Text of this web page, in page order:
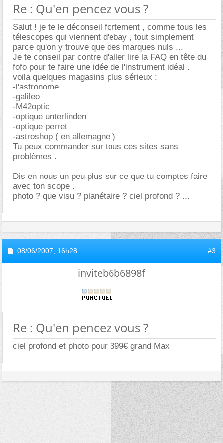
Re : Qu'en pencez vous ?
Salut ! je te le déconseil fortement , comme tous les
télescopes qui viennent d'ebay , tout simplement
parce qu'on y trouve que des marques nuls ...
Je te conseil par contre d'aller lire la FAQ en tête du
fofo pour te faire une idée de l'instrument idéal .
voila quelques magasins plus sérieux :
-l'astronome
-galileo
-M42optic
-optique unterlinden
-optique perret
-astroshop ( en allemagne )
Tu peux commander sur tous ces sites sans
problèmes .
Dis en nous un peu plus sur ce que tu comptes faire
avec ton scope .
photo ? que visu ? planétaire ? ciel profond ? ...
08/06/2007, 16h28 #3
inviteb6b6898f
Re : Qu'en pencez vous ?
ciel profond et photo pour 399€ grand Max